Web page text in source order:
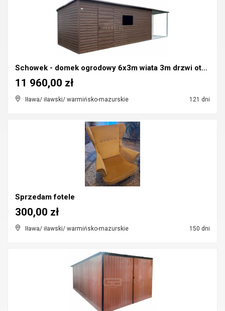
Schowek - domek ogrodowy 6x3m wiata 3m drzwi otwór...
Iława/ iławski/ warmińsko-mazurskie 121 dni
11 960,00 zł
Sprzedam fotele
Iława/ iławski/ warmińsko-mazurskie 150 dni
300,00 zł